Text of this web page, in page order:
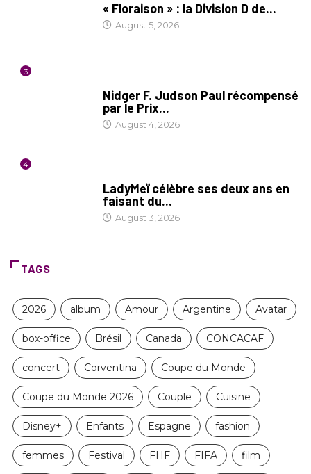
« Floraison » : la Division D de...
August 5, 2026
3
Nidger F. Judson Paul récompensé
par le Prix...
August 4, 2026
4
LadyMeï célèbre ses deux ans en
faisant du...
August 3, 2026
TAGS
2026 album Amour Argentine Avatar
box-office Brésil Canada CONCACAF
concert Corventina Coupe du Monde
Coupe du Monde 2026 Couple Cuisine
Disney+ Enfants Espagne fashion
femmes Festival FHF FIFA film